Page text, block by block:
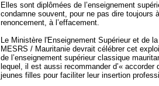
Elles sont diplômées de l’enseignement
condamne souvent, pour ne pas dire toujours
renoncement, à l’effacement.
Le Ministère l'Enseignement Supérieur et de
MESRS / Mauritanie devrait célébrer cet
de l’enseignement supérieur classique
lequel, il est aussi recommander d’«
jeunes filles pour faciliter leur insertion